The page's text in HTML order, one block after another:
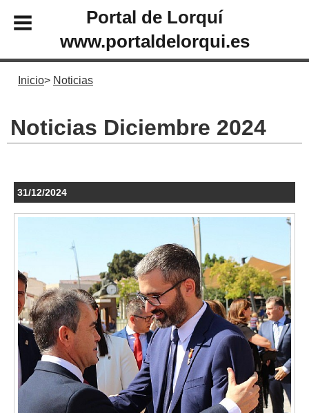
Portal de Lorquí
www.portaldelorqui.es
Inicio Noticias
Noticias Diciembre 2024
31/12/2024